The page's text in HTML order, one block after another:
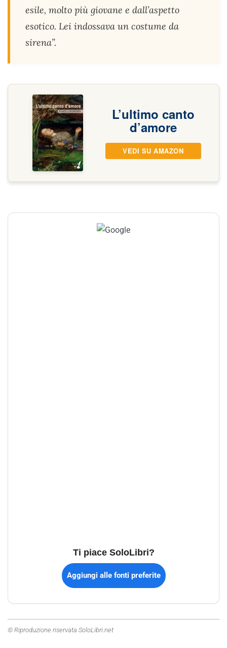
esile, molto più giovane e dall’aspetto
esotico. Lei indossava un costume da
sirena”.
L’ultimo canto
d’amore
VEDI SU AMAZON
Ti piace SoloLibri?
Aggiungi alle fonti preferite
© Riproduzione riservata SoloLibri.net